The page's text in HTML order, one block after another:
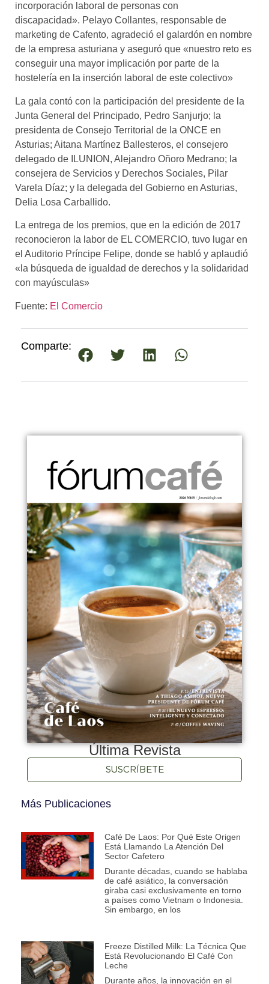
incorporación laboral de personas con
discapacidad». Pelayo Collantes, responsable de
marketing de Cafento, agradeció el galardón en nombre
de la empresa asturiana y aseguró que «nuestro reto es
conseguir una mayor implicación por parte de la
hostelería en la inserción laboral de este colectivo»
La gala contó con la participación del presidente de la
Junta General del Principado, Pedro Sanjurjo; la
presidenta de Consejo Territorial de la ONCE en
Asturias; Aitana Martínez Ballesteros, el consejero
delegado de ILUNION, Alejandro Oñoro Medrano; la
consejera de Servicios y Derechos Sociales, Pilar
Varela Díaz; y la delegada del Gobierno en Asturias,
Delia Losa Carballido.
La entrega de los premios, que en la edición de 2017
reconocieron la labor de EL COMERCIO, tuvo lugar en
el Auditorio Príncipe Felipe, donde se habló y aplaudió
«la búsqueda de igualdad de derechos y la solidaridad
con mayúsculas»
Fuente: El Comercio
Comparte:
Última Revista
SUSCRÍBETE
Más Publicaciones
Café De Laos: Por Qué Este Origen
Está Llamando La Atención Del
Sector Cafetero
Durante décadas, cuando se hablaba
de café asiático, la conversación
giraba casi exclusivamente en torno
a países como Vietnam o Indonesia.
Sin embargo, en los
Freeze Distilled Milk: La Técnica Que
Está Revolucionando El Café Con
Leche
Durante años, la innovación en el